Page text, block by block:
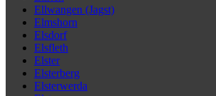
Ellwangen (Jagst)
Elmshorn
Elsdorf
Elsfleth
Elster
Elsterberg
Elsterwerda